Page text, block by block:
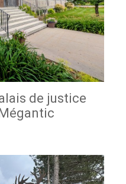
de justice